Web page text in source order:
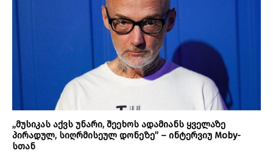
„მუსიკას აქვს უნარი, შეეხოს ადამიანს ყველაზე
პირადულ, სიღრმისეულ დონეზე” – ინტერვიუ Moby-
სთან